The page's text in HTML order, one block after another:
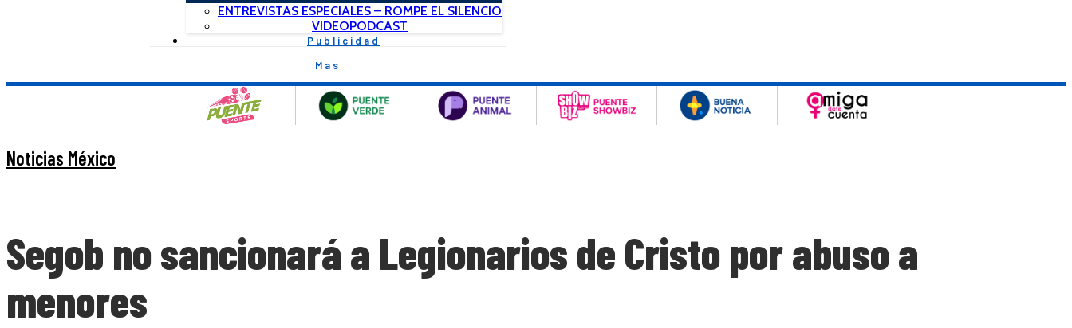
ENTREVISTAS ESPECIALES – ROMPE EL SILENCIO
VIDEOPODCAST
Publicidad
Mas
Noticias México
Segob no sancionará a Legionarios de Cristo por abuso a
menores